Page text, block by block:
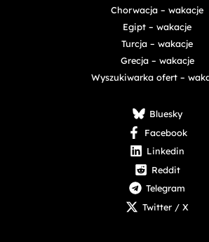
Chorwacja – wakacje
Egipt – wakacje
Turcja – wakacje
Grecja – wakacje
Wyszukiwarka ofert –
Bluesky
Facebook
Linkedin
Reddit
Telegram
Twitter / X